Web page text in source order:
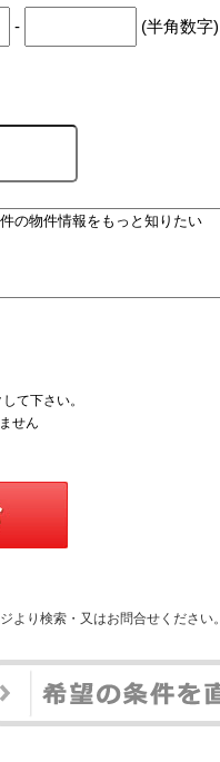
- (半角数字)
て下さい。
せん
より検索・又はお問合せください。